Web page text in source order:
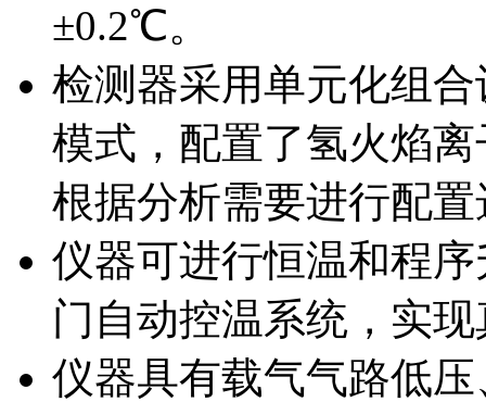
±0.2℃。
检测器采用单元化组
模式，配置了氢火焰
根据分析需要进行配
仪器可进行恒温和程
门自动控温系统，实
仪器具有载气气路低